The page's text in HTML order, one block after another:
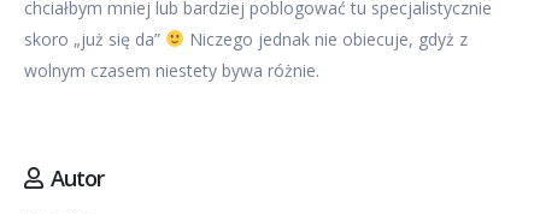
chciałbym mniej lub bardziej poblogować tu specjalistycznie
skoro „już się da”
Niczego jednak nie obiecuje, gdyż z
wolnym czasem niestety bywa różnie.
Autor